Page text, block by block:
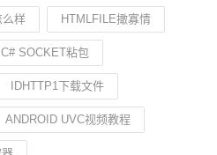
么样 HTMLFILE撖寡情
C# SOCKET粘包
IDHTTP1下载文件
ANDROID UVC视频教程